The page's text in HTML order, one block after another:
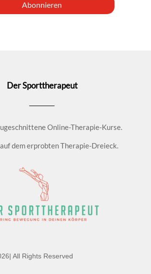
Abonnieren
Der Sporttherapeut
Online-Therapie-Kurse.
dem erprobten Therapie-Dreieck.
All Rights Reserved